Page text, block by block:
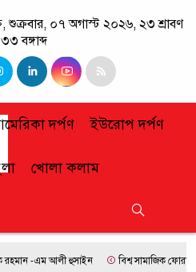
শুক্রবার, ০৭ অগাস্ট ২০২৬, ২৩ শ্রাবণ
বঙ্গাব্দ
দর্পণ ইউরোপ দর্পণ
খোলা কলাম
-এম আলী হুসাইন বিশ্ব সামাজিক ফোরামে